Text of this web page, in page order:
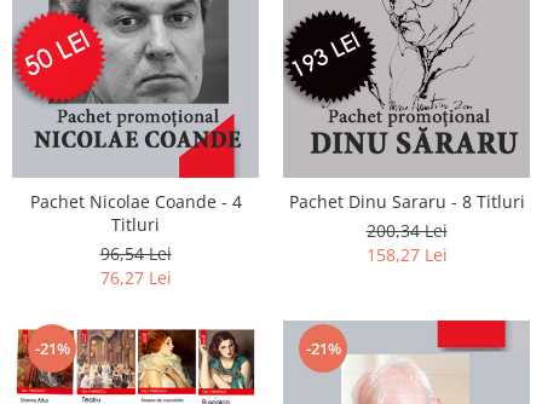
Pachet Nicolae Coande - 4
Titluri
96,54 Lei
76,27 Lei
Pachet Dinu Sararu - 8 Titluri
200,34 Lei
158,27 Lei
-21% -21%